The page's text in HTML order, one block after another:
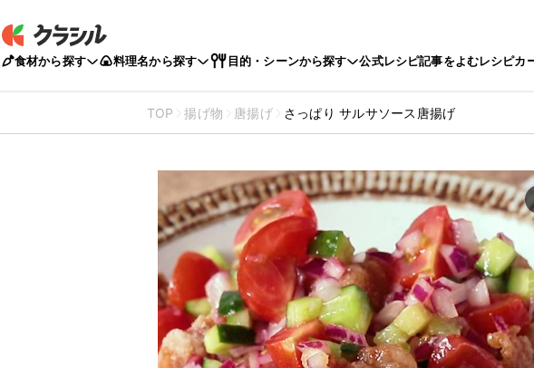
食材から探す 料理名から探す 目的・シーンから探す 公式レシピ記事をよむレシピカ
TOP 揚げ物 唐揚げ さっぱり サルサソース唐揚げ